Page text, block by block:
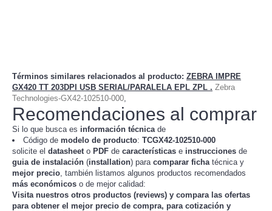
Términos similares relacionados al producto: ZEBRA IMPRE
GX420 TT 203DPI USB SERIAL/PARALELA EPL ZPL . Zebra
Technologies-GX42-102510-000
Recomendaciones al comprar
Si lo que busca es información técnica de
Código de modelo de producto: TCGX42-102510-000
solicite el datasheet o PDF de características e instrucciones de
guia de instalación (installation) para comparar ficha técnica y
mejor precio , también listamos algunos productos recomendados
más económicos o de mejor calidad:
Visita nuestros otros productos (reviews) y compara las ofertas
para obtener el mejor precio de compra, para cotización y